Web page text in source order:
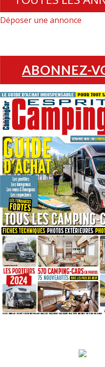
Déposer une annonce
ABONNEZ-